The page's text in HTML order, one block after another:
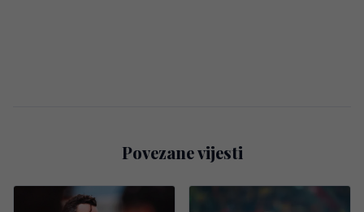
Povezane vijesti